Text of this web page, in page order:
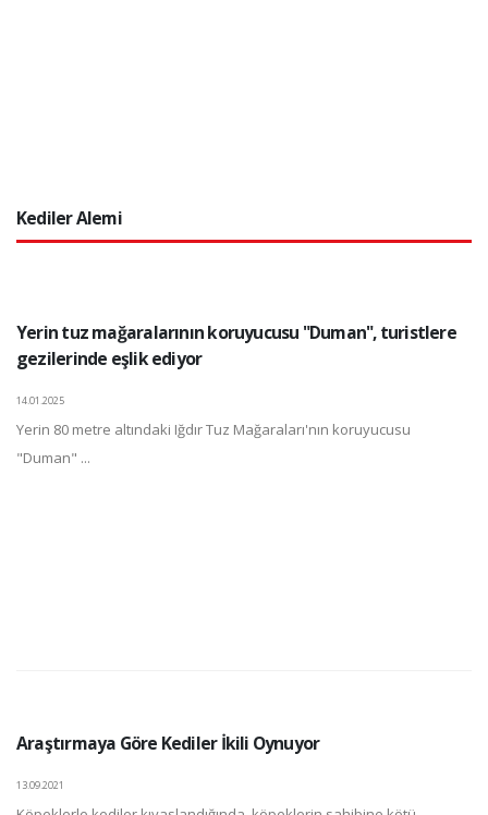
Kediler Alemi
Yerin tuz mağaralarının koruyucusu "Duman", turistlere
gezilerinde eşlik ediyor
14.01.2025
Yerin 80 metre altındaki Iğdır Tuz Mağaraları'nın koruyucusu
"Duman" ...
Araştırmaya Göre Kediler İkili Oynuyor
13.09.2021